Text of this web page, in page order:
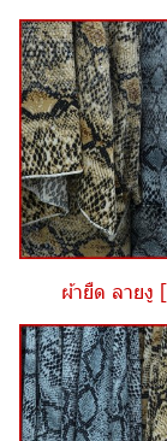
ผ้ายืด ลายงู